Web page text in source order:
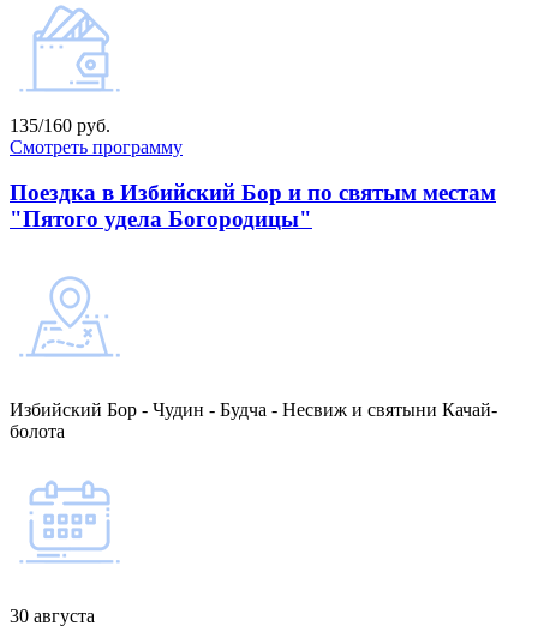
135/160 руб.
Смотреть программу
Поездка в Избийский Бор и по святым местам
"Пятого удела Богородицы"
Избийский Бор - Чудин - Будча - Несвиж и святыни Качай-
болота
30 августа